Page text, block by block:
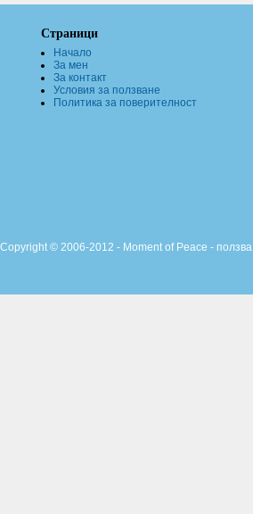
Страници
Начало
За мен
За контакт
Условия за ползване
Политика за поверителност
Copyright © 2006-2012 - Moment of Peace - ползва